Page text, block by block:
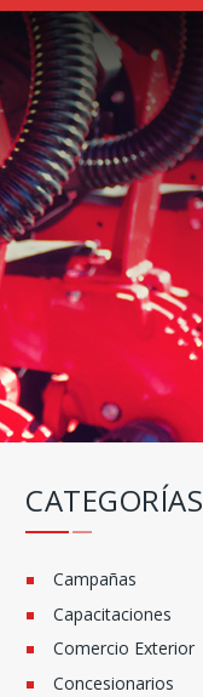
CATEGORÍAS
Campañas
Capacitaciones
Comercio Exterior
Concesionarios